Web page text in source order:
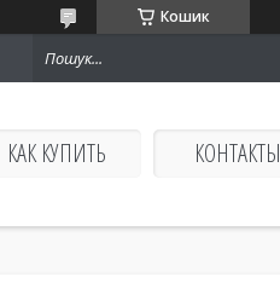
Кошик
КАК КУПИТЬ КОНТАКТЫ